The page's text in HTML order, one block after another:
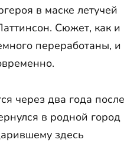
в маске летучей
Сюжет, как и
переработаны, и
через два года после
в родной город
здесь